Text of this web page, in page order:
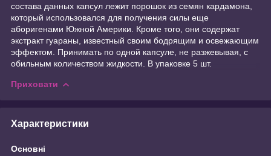
состава данных капсул лежит порошок из семян кардамона,
который использовался для получения силы еще
аборигенами Южной Америки. Кроме того, они содержат
экстракт гуараны, известный своим бодрящим и освежающим
эффектом. Принимать по одной капсуле, не разжевывая, с
обильным количеством жидкости. В упаковке 5 шт.
Приховати
Характеристики
Основні